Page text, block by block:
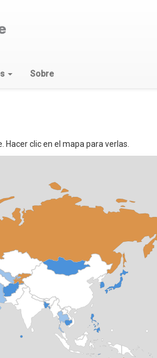
Sobre
clic en el mapa para verlas.